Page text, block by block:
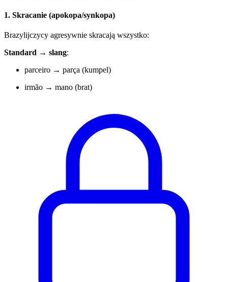
1. Skracanie (apokopa/synkopa)
Brazylijczycy agresywnie skracają wszystko:
Standard → slang:
parceiro → parça (kumpel)
irmão → mano (brat)